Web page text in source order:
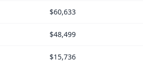
$60,633
$48,499
$15,736